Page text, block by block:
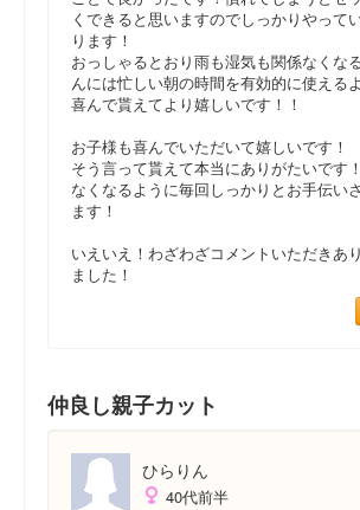
くできると思いますのでしっかりやって
ります！
おっしゃるとおり雨も湿気も関係なくな
んには忙しい朝の時間を有効的に使える
喜んで貰えてより嬉しいです！！
お子様も喜んでいただいて嬉しいです！
そう言って貰えて本当にありがたいです
なくなるように毎回しっかりとお手伝い
ます！
いえいえ！わざわざコメントいただきあ
ました！
仲良し親子カット
ひらりん
40代前半